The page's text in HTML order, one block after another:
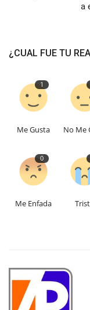
a
¿CUAL FUE TU
1
Me Gusta No Me
0
Me Enfada